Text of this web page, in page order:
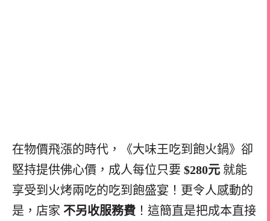
在物價飛漲的時代，《大味王吃到飽火鍋》卻
堅持提供佛心價，成人每位只要 $280元 就能
享受到火烤兩吃的吃到飽盛宴！更令人感動的
是，店家 不另收服務費 ！這簡直是把成本直接